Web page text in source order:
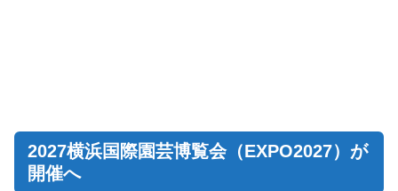
2027横浜国際園芸博覧会（EXPO2027）が
開催へ